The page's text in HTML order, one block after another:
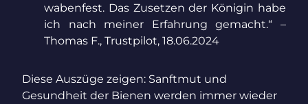
wabenfest. Das Zusetzen der Königin habe
ich nach meiner Erfahrung gemacht.“ –
Thomas F., Trustpilot, 18.06.2024
Diese Auszüge zeigen: Sanftmut und
Gesundheit der Bienen werden immer wieder